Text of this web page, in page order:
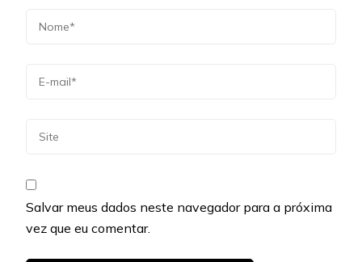
Salvar meus dados neste navegador para a próxima
vez que eu comentar.